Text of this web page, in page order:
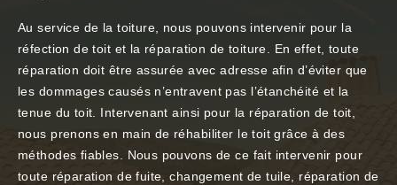
Au service de la toiture, nous pouvons intervenir pour la
réfection de toit et la réparation de toiture. En effet, toute
réparation doit être assurée avec adresse afin d’éviter que
les dommages causés n’entravent pas l’étanchéité et la
tenue du toit. Intervenant ainsi pour la réparation de toit,
nous prenons en main de réhabiliter le toit grâce à des
méthodes fiables. Nous pouvons de ce fait intervenir pour
toute réparation de fuite, changement de tuile, réparation de